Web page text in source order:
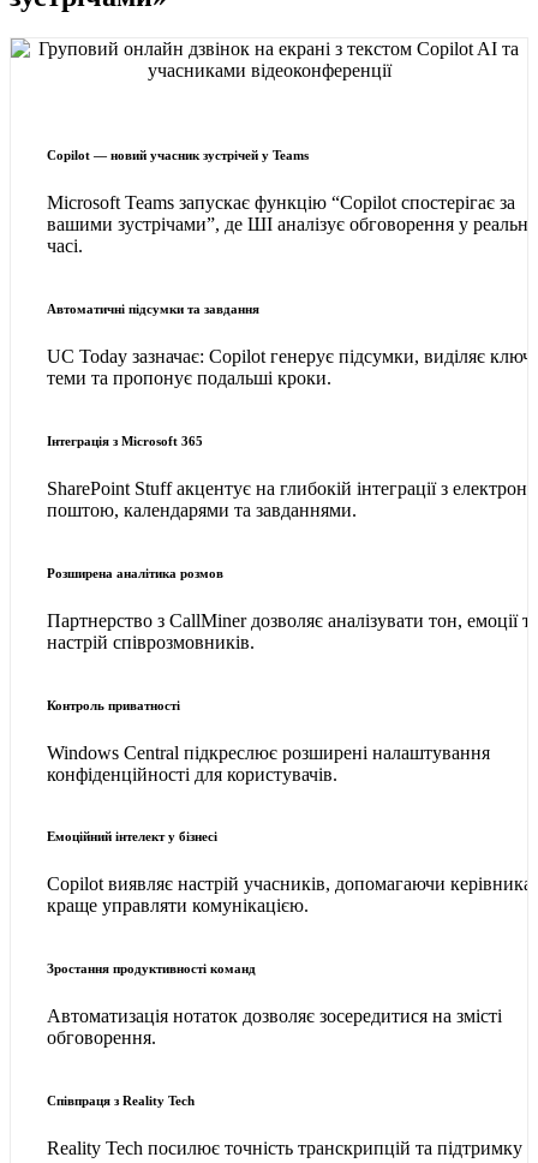
Copilot — новий учасник зустрічей у Teams
Microsoft Teams запускає функцію “Copilot спостерігає за
вашими зустрічами”, де ШІ аналізує обговорення у
часі.
Автоматичні підсумки та завдання
UC Today зазначає: Copilot генерує підсумки, виділяє
теми та пропонує подальші кроки.
Інтеграція з Microsoft 365
SharePoint Stuff акцентує на глибокій інтеграції з
поштою, календарями та завданнями.
Розширена аналітика розмов
Партнерство з CallMiner дозволяє аналізувати тон, емоції та
настрій співрозмовників.
Контроль приватності
Windows Central підкреслює розширені налаштування
конфіденційності для користувачів.
Емоційний інтелект у бізнесі
Copilot виявляє настрій учасників, допомагаючи
краще управляти комунікацією.
Зростання продуктивності команд
Автоматизація нотаток дозволяє зосередитися на змісті
обговорення.
Співпраця з Reality Tech
Reality Tech посилює точність транскрипцій та підтримку